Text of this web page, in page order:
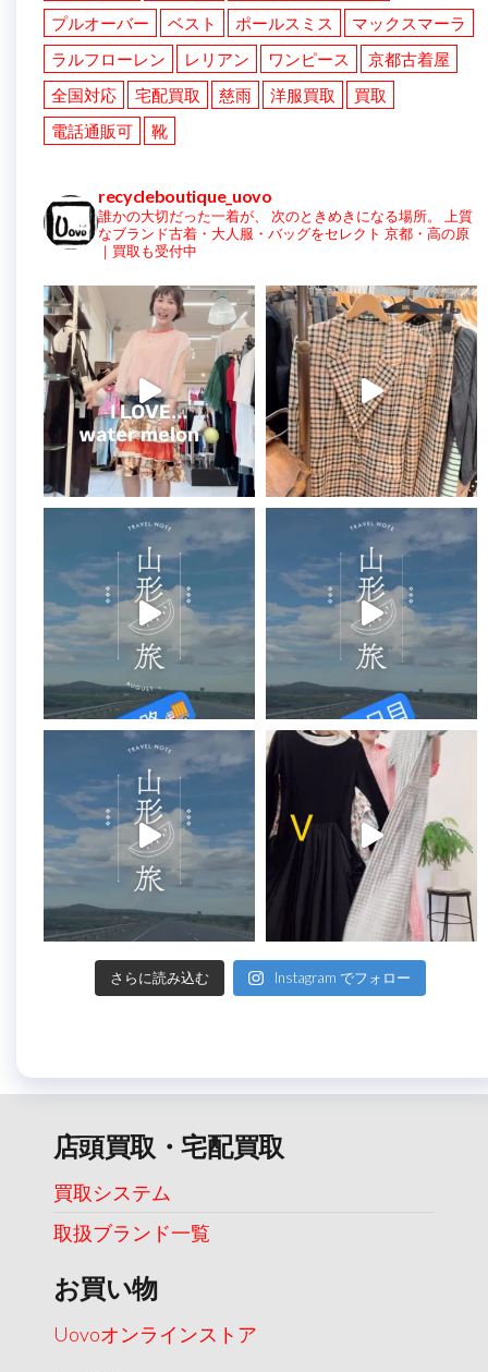
プルオーバー
ベスト ポールスミス
マックスマーラ
ラルフローレン
レリアン ワンピース
京都古着屋
全国対応
宅配買取 慈雨 洋服買取
買取
電話通販可
靴
recycleboutique_uovo
誰かの大切だった一着が、 次のときめきになる場所。
上質
なブランド古着・大人服・バッグをセレクト 京都・高の原
｜買取も受付中
さらに読み込む Instagram でフォロー
店頭買取・宅配買取
買取システム
取扱ブランド一覧
お買い物
Uovoオンラインストア